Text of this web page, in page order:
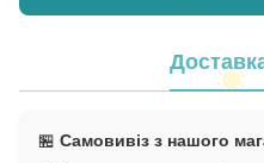
🏪 Самовивіз з нашого